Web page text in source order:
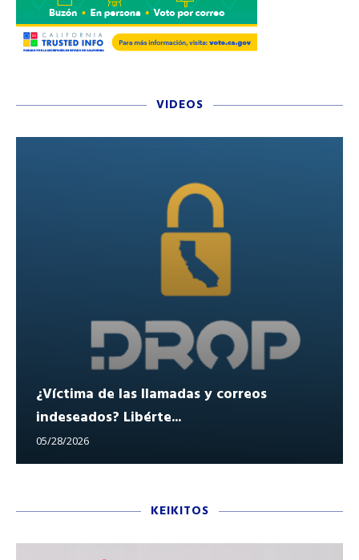
VIDEOS
¿Víctima de las llamadas y correos
indeseados? Libérte...
05/28/2026
KEIKITOS